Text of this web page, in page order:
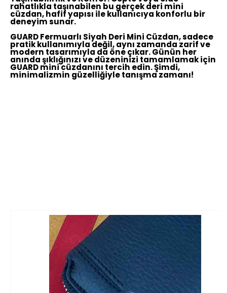
rahatlıkla taşınabilen bu gerçek deri mini
cüzdan, hafif yapısı ile kullanıcıya konforlu bir
deneyim sunar.
GUARD Fermuarlı Siyah Deri Mini Cüzdan, sadece
pratik kullanımıyla değil, aynı zamanda zarif ve
modern tasarımıyla da öne çıkar. Günün her
anında şıklığınızı ve düzeninizi tamamlamak için
GUARD mini cüzdanını tercih edin. Şimdi,
minimalizmin güzelliğiyle tanışma zamanı!